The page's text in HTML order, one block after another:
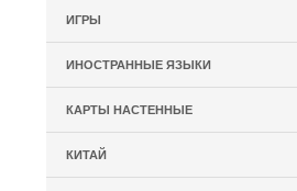
ИГРЫ
ИНОСТРАННЫЕ ЯЗЫКИ
КАРТЫ НАСТЕННЫЕ
КИТАЙ